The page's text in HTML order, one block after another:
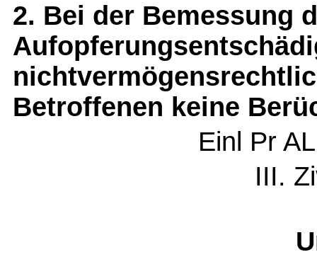
2. Bei der Bemessung
Betroffenen keine
Einl Pr
III.